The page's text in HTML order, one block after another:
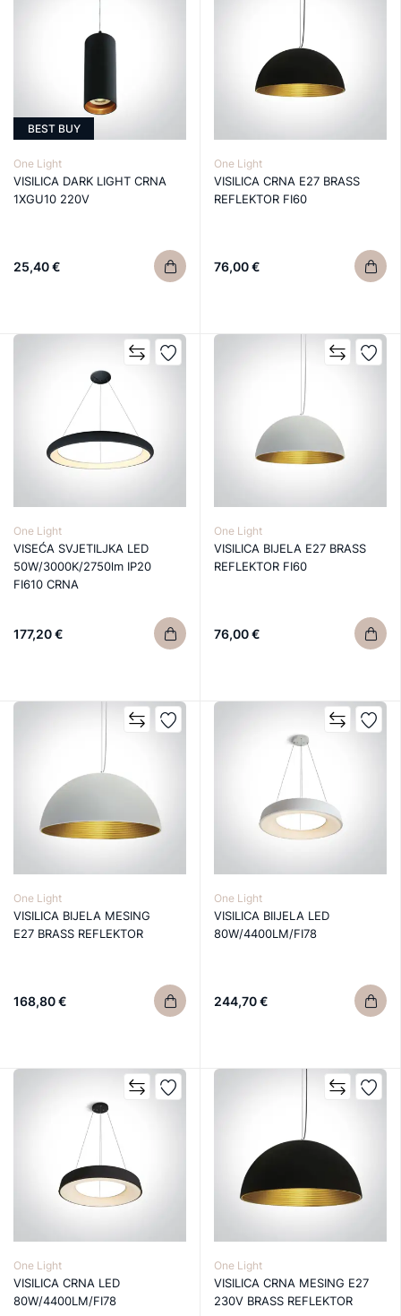
BEST BUY
One Light
VISILICA DARK LIGHT CRNA
1XGU10 220V
25,40 €
One Light
VISILICA CRNA E27 BRASS
REFLEKTOR FI60
76,00 €
One Light
VISEĆA SVJETILJKA LED
50W/3000K/2750lm IP20
FI610 CRNA
177,20 €
One Light
VISILICA BIJELA E27 BRASS
REFLEKTOR FI60
76,00 €
One Light
VISILICA BIJELA MESING
E27 BRASS REFLEKTOR
168,80 €
One Light
VISILICA BIIJELA LED
80W/4400LM/FI78
244,70 €
One Light
VISILICA CRNA LED
80W/4400LM/FI78
One Light
VISILICA CRNA MESING E27
230V BRASS REFLEKTOR